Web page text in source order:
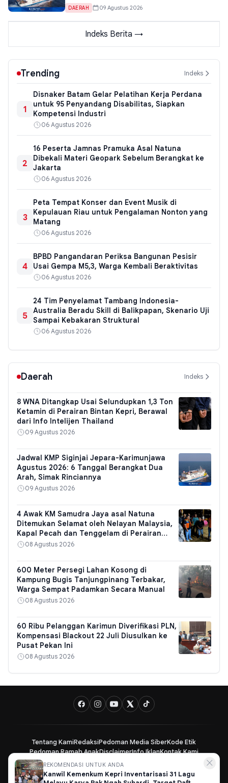
DAERAH 09 Agustus 2026
Indeks Berita →
REKOMENDASI UNTUK ANDA
Kanwil Kemenkum Kepri Inventarisasi 31 Lagu
✕
Trending Indeks
1
Disnaker Batam Gelar Pelatihan Kerja Perdana
untuk 95 Penyandang Disabilitas, Siapkan
Kompetensi Industri
06 Agustus 2026
2
16 Peserta Jamnas Pramuka Asal Natuna
Dibekali Materi Geopark Sebelum Berangkat ke
Jakarta
06 Agustus 2026
3
Peta Tempat Konser dan Event Musik di
Kepulauan Riau untuk Pengalaman Nonton yang
Matang
06 Agustus 2026
4
BPBD Pangandaran Periksa Bangunan Pesisir
Usai Gempa M5,3, Warga Kembali Beraktivitas
06 Agustus 2026
5
24 Tim Penyelamat Tambang Indonesia-
Australia Beradu Skill di Balikpapan, Skenario Uji
Sampai Kebakaran Struktural
06 Agustus 2026
Daerah Indeks
8 WNA Ditangkap Usai Selundupkan 1,3 Ton
Ketamin di Perairan Bintan Kepri, Berawal
dari Info Intelijen Thailand
09 Agustus 2026
Jadwal KMP Siginjai Jepara-Karimunjawa
Agustus 2026: 6 Tanggal Berangkat Dua
Arah, Simak Rinciannya
09 Agustus 2026
4 Awak KM Samudra Jaya asal Natuna
Ditemukan Selamat oleh Nelayan Malaysia,
Kapal Pecah dan Tenggelam di Perairan
Kuantan
08 Agustus 2026
600 Meter Persegi Lahan Kosong di
Kampung Bugis Tanjungpinang Terbakar,
Warga Sempat Padamkan Secara Manual
08 Agustus 2026
60 Ribu Pelanggan Karimun Diverifikasi PLN,
Kompensasi Blackout 22 Juli Diusulkan ke
Pusat Pekan Ini
08 Agustus 2026
Tentang KamiRedaksiPedoman Media SiberKode Etik
Pedoman Ramah AnakDisclaimerInfo IklanKontak Kami
BatamVoice.com - Suara Batam, Informasi Terkini dan Terpercaya ©